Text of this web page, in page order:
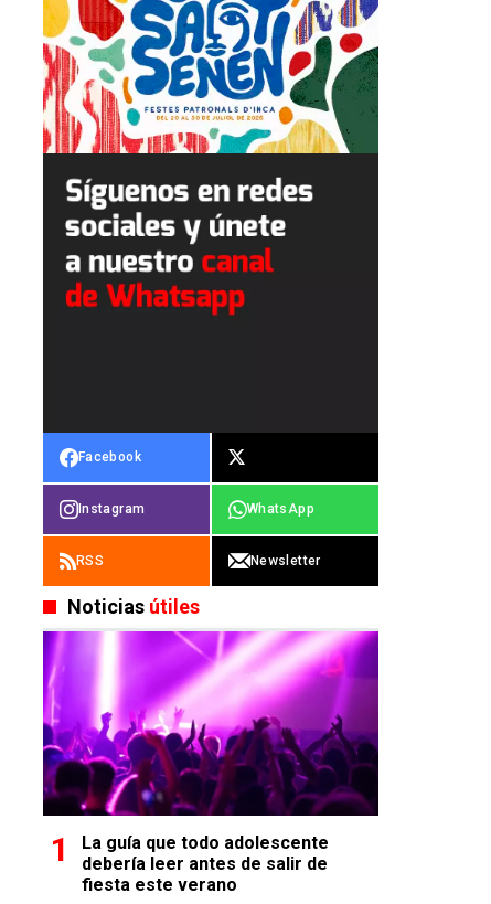
Facebook
Instagram WhatsApp
RSS Newsletter
Noticias útiles
La guía que todo adolescente
debería leer antes de salir de
fiesta este verano